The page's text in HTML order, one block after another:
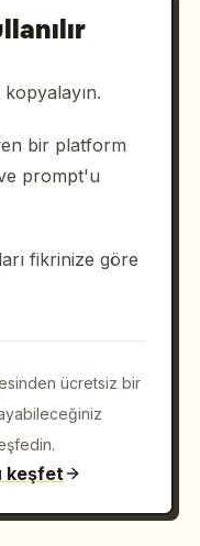
bir platform
prompt'u
fikrinize göre
ücretsiz bir
keşfet